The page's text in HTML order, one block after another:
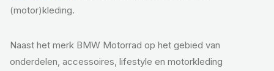
(motor)kleding.
Naast het merk BMW Motorrad op het gebied van
onderdelen, accessoires, lifestyle en motorkleding